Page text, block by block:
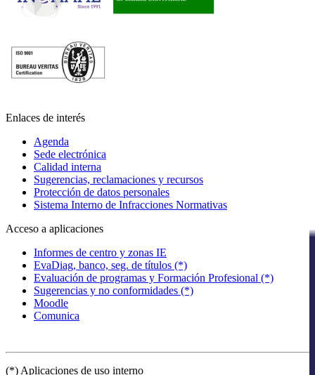
Enlaces de interés
Agenda
Sede electrónica
Calidad interna
Sugerencias, reclamaciones y recursos
Protección de datos personales
Sistema Interno de Infracciones Normativas
Acceso a aplicaciones
Informes de centro y zonas IE
EvaDiag, banco, seg. de títulos (*)
Evaluación de programas y Formación Profesional (*)
Sugerencias y no conformidades (*)
Moodle
Comunica
(*) Aplicaciones de uso interno